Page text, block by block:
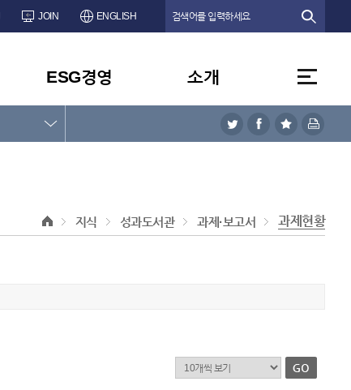
JOIN ENGLISH
ESG경영 소개
지식 성과도서관 과제·보고서 과제현황